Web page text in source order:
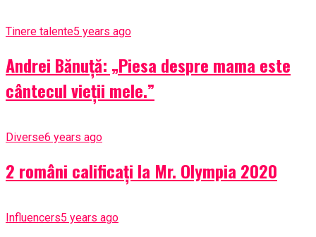
Tinere talente5 years ago
Andrei Bănuță: „Piesa despre mama este
cântecul vieții mele.”
Diverse6 years ago
2 români calificați la Mr. Olympia 2020
Influencers5 years ago